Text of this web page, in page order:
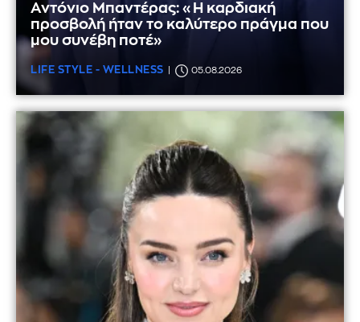
Αντόνιο Μπαντέρας: «Η καρδιακή
προσβολή ήταν το καλύτερο πράγμα που
μου συνέβη ποτέ»
LIFE STYLE - WELLNESS 05.08.2026